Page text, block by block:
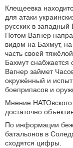
Клещеевка
для атаки
русских в западный
Потом Вагнер
видом на Бахмут,
часть своей
Бахмут
Вагнер займет
окружённый и
боеприпасов и
Мнение
достаточно
По информации
батальонов в
сходятся цифры.